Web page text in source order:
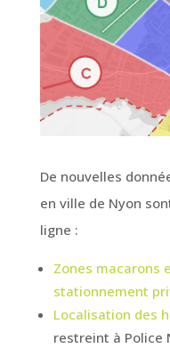
De nouvelles
en ville de Nyon
ligne :
Zones macarons
stationnement
Localisation des
restreint à Police